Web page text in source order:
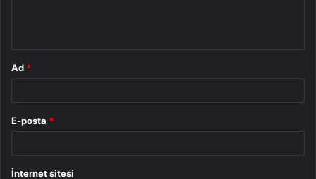
Ad *
E-posta *
İnternet sitesi